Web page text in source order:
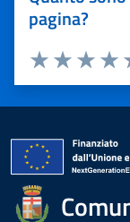
pagina?
Valuta
Valuta 2
Valuta 1 stelle